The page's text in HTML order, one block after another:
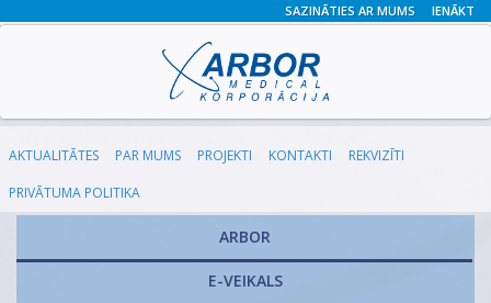
IENĀKT
SAZINĀTIES AR MUMS
AKTUALITĀTES PAR MUMS PROJEKTI KONTAKTI
REKVIZĪTI
PRIVĀTUMA POLITIKA
ARBOR
E-VEIKALS